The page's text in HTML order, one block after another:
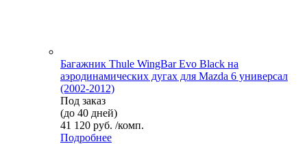
Багажник Thule WingBar Evo Black на
аэродинамических дугах для Mazda 6 универсал
(2002-2012)
Под заказ
(до 40 дней)
41 120 руб. /комп.
Подробнее